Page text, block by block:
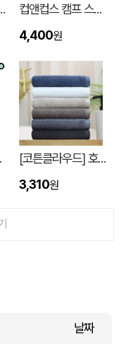
텔암막 UV
컵앤컵스 캠프 스텐 머그 440ml
4,400원
[코튼클라우드] 호텔수건 170g 1P (자수,나염)
3,310원
날짜
레인보우) 08-08
08-07